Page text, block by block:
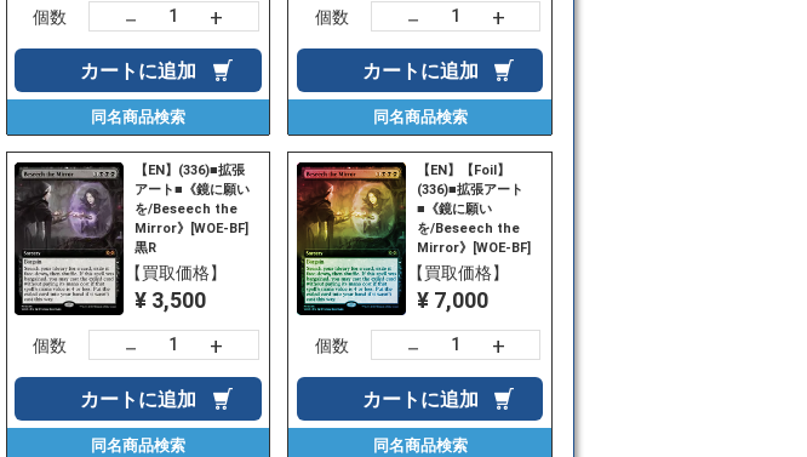
個数 － +
カートに追加
同名商品検索
個数 － +
カートに追加
同名商品検索
【EN】(336)■拡張
アート■《鏡に願い
を/Beseech the
Mirror》[WOE-BF]
黒R
【買取価格】
¥ 3,500
個数 － +
カートに追加
同名商品検索
【EN】【Foil】
(336)■拡張アート
■《鏡に願い
を/Beseech the
Mirror》[WOE-BF]
黒R
【買取価格】
¥ 7,000
個数 － +
カートに追加
同名商品検索